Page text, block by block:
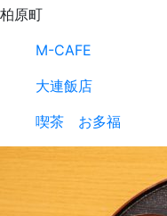
柏原町
M-CAFE
大連飯店
喫茶 お多福